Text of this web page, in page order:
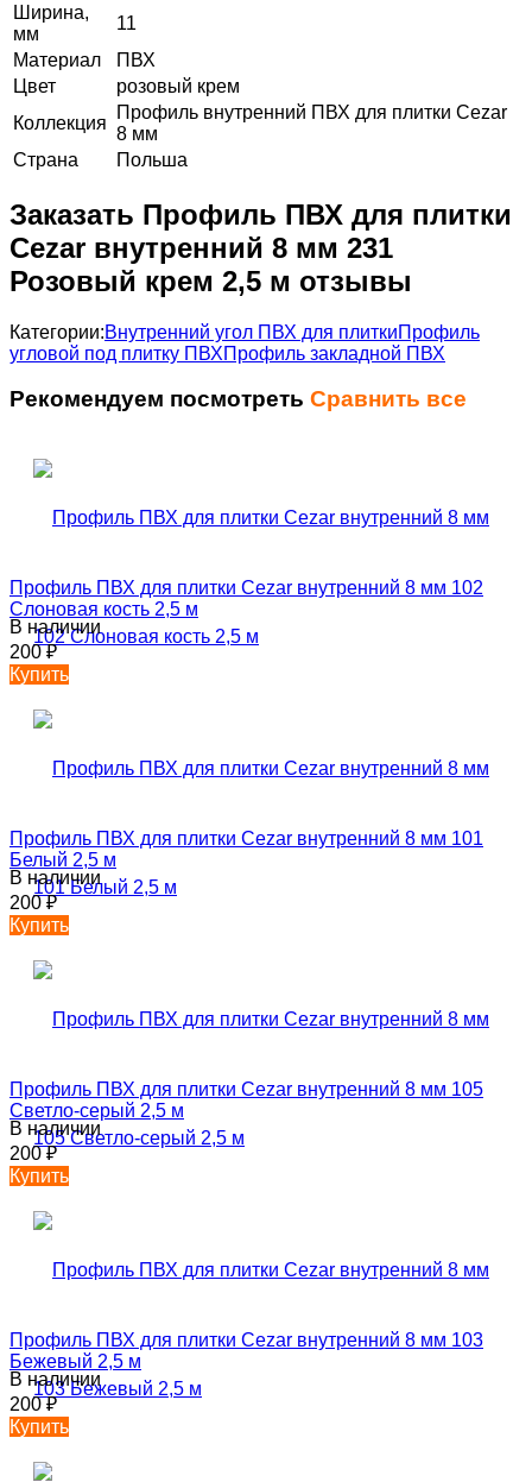
Ширина,
мм
11
Материал
ПВХ
Цвет
розовый крем
Коллекция
Профиль внутренний ПВХ для плитки Cezar
8 мм
Страна
Польша
Заказать Профиль ПВХ для плитки
Cezar внутренний 8 мм 231
Розовый крем 2,5 м отзывы
Категории:Внутренний угол ПВХ для плиткиПрофиль
угловой под плитку ПВХПрофиль закладной ПВХ
Рекомендуем посмотреть Сравнить все
Профиль ПВХ для плитки Cezar внутренний 8 мм 102
Слоновая кость 2,5 м
В наличии
200₽
Купить
Профиль ПВХ для плитки Cezar внутренний 8 мм 101
Белый 2,5 м
В наличии
200₽
Купить
Профиль ПВХ для плитки Cezar внутренний 8 мм 105
Светло-серый 2,5 м
В наличии
200₽
Купить
Профиль ПВХ для плитки Cezar внутренний 8 мм 103
Бежевый 2,5 м
В наличии
200₽
Купить